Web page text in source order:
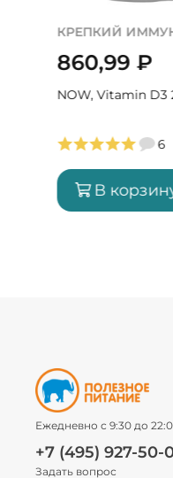
КРЕПКИЙ
860,99₽
NOW, Vitamin
6
В
Ежедневно с 9:30 до
+7 (495) 927-50-
Задать вопрос